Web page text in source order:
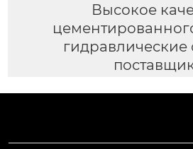
Высокое
гидравлические